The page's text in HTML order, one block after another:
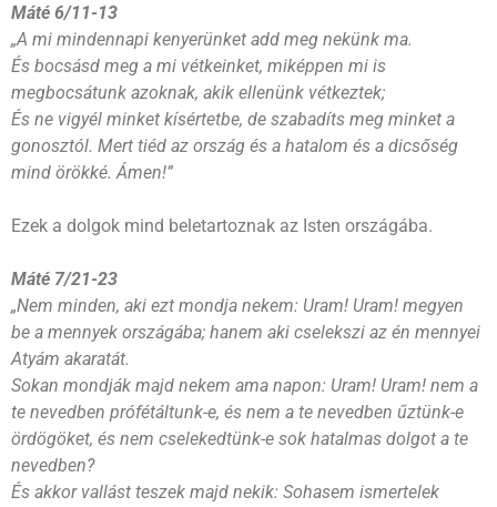
Máté 6/11-13
„A mi mindennapi kenyerünket add meg nekünk ma.
És bocsásd meg a mi vétkeinket, miképpen mi is
megbocsátunk azoknak, akik ellenünk vétkeztek;
És ne vigyél minket kísértetbe, de szabadíts meg minket a
gonosztól. Mert tiéd az ország és a hatalom és a dicsőség
mind örökké. Ámen!”
Ezek a dolgok mind beletartoznak az Isten országába.
Máté 7/21-23
„Nem minden, aki ezt mondja nekem: Uram! Uram! megyen
be a mennyek országába; hanem aki cselekszi az én mennyei
Atyám akaratát.
Sokan mondják majd nekem ama napon: Uram! Uram! nem a
te nevedben prófétáltunk-e, és nem a te nevedben űztünk-e
ördögöket, és nem cselekedtünk-e sok hatalmas dolgot a te
nevedben?
És akkor vallást teszek majd nekik: Sohasem ismertelek